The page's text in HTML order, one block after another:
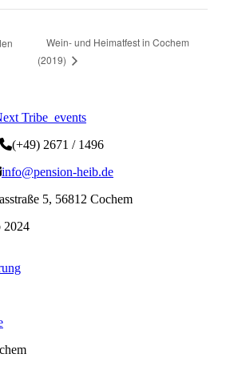
Wein- und Heimatfest in Cochem
(2019)
Tribe_events
(+49) 2671 / 1496
info@pension-heib.de
5, 56812 Cochem
2024